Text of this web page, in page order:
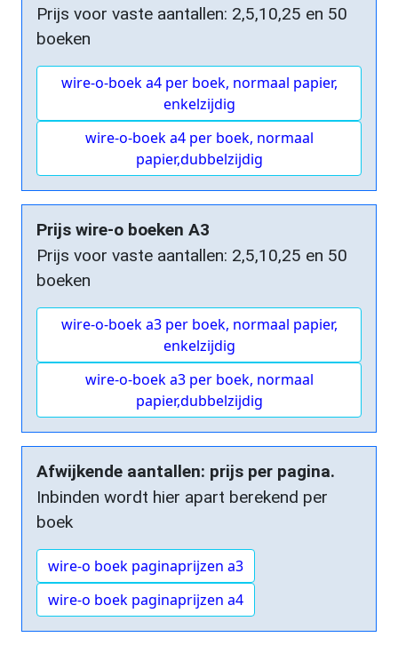
Prijs voor vaste aantallen: 2,5,10,25 en 50
boeken
wire-o-boek a4 per boek, normaal papier,
enkelzijdig
wire-o-boek a4 per boek, normaal
papier,dubbelzijdig
Prijs wire-o boeken A3
Prijs voor vaste aantallen: 2,5,10,25 en 50
boeken
wire-o-boek a3 per boek, normaal papier,
enkelzijdig
wire-o-boek a3 per boek, normaal
papier,dubbelzijdig
Afwijkende aantallen: prijs per pagina.
Inbinden wordt hier apart berekend per
boek
wire-o boek paginaprijzen a3
wire-o boek paginaprijzen a4